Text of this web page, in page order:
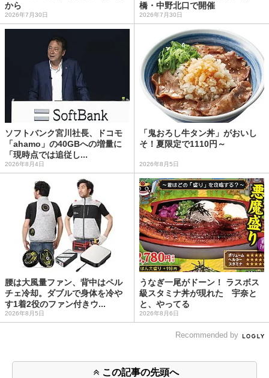
から
2026年7月30日
橋・中野北口で開催
2026年7月30日
ソフトバンク宮川社長、ドコモ
「ahamo」の40GBへの増量に
「現時点では追従し...
2026年8月4日
「鬼おろし牛タン丼」がおいし
そ！夏限定で1110円～
2026年8月5日
腰は大風量ファン、背中はペル
チェ冷却。ダブルで身体を冷や
す1着2役のファン付きウ...
2026年8月5日
うなぎ一尾がドーン！ ラスボス
級スタミナ丼が現れた 宇奈と
と、やってる
2026年8月6日
Recommended by
この記事の先頭へ